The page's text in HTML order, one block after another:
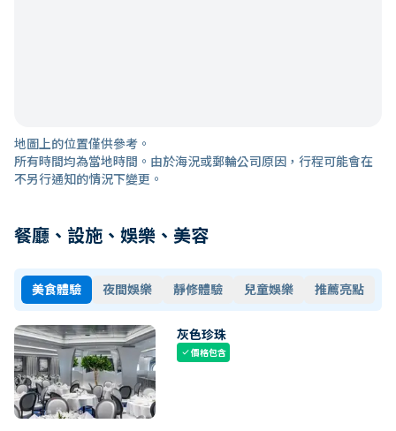
地圖上的位置僅供參考。
所有時間均為當地時間。由於海況或郵輪公司原因，行程可能會在
不另行通知的情況下變更。
餐廳、設施、娛樂、美容
美食體驗 夜間娛樂 靜修體驗 兒童娛樂 推薦亮點
灰色珍珠
check價格包含